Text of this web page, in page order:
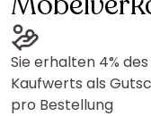
Sie erhalten 4% des
Kaufwerts als
pro Bestellung